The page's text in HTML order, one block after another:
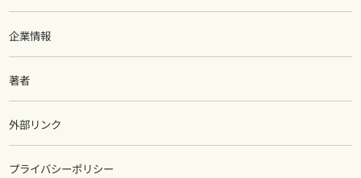
企業情報
著者
外部リンク
プライバシーポリシー